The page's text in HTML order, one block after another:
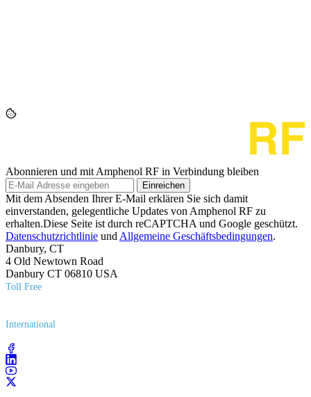
Abonnieren und mit Amphenol RF in Verbindung bleiben
Einreichen
Mit dem Absenden Ihrer E-Mail erklären Sie sich damit
einverstanden, gelegentliche Updates von Amphenol RF zu
erhalten.Diese Seite ist durch reCAPTCHA und Google geschützt.
Datenschutzrichtlinie und Allgemeine Geschäftsbedingungen.
Danbury, CT
4 Old Newtown Road
Danbury CT 06810 USA
Toll Free
International